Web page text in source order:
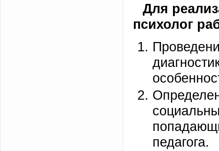
Для
психолог
педагога.